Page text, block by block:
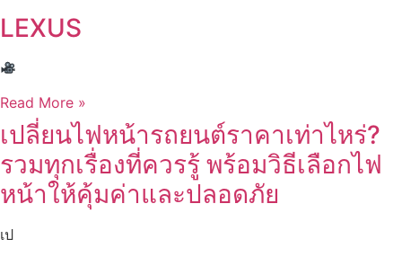
LEXUS
Read More »
เปลี่ยนไฟหน้ารถยนต์ราคาเท่าไหร่?
รวมทุกเรื่องที่ควรรู้ พร้อมวิธีเลือกไฟ
หน้าให้คุ้มค่าและปลอดภัย
เป